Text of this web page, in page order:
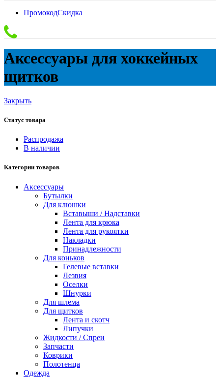
ПромокодСкидка
Аксессуары для хоккейных
щитков
Закрыть
Статус товара
Распродажа
В наличии
Категории товаров
Аксессуары
Бутылки
Для клюшки
Вставыши / Надставки
Лента для крюка
Лента для рукоятки
Накладки
Принадлежности
Для коньков
Гелевые вставки
Лезвия
Оселки
Шнурки
Для шлема
Для щитков
Лента и скотч
Липучки
Жидкости / Спреи
Запчасти
Коврики
Полотенца
Одежда